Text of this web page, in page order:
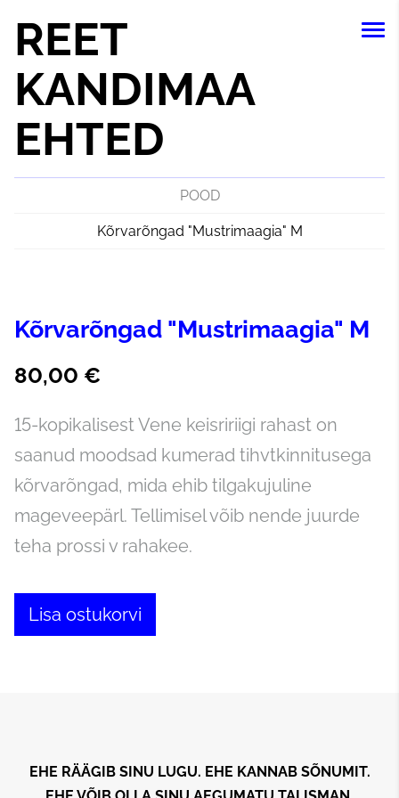
REET
KANDIMAA
EHTED
POOD
Kõrvarõngad "Mustrimaagia" M
Kõrvarõngad "Mustrimaagia" M
80,00 €
15-kopikalisest Vene keisririigi rahast on
saanud moodsad kumerad tihvtkinnitusega
kõrvarõngad, mida ehib tilgakujuline
mageveepärl. Tellimisel võib nende juurde
teha prossi v rahakee.
Lisa ostukorvi
EHE RÄÄGIB SINU LUGU. EHE KANNAB SÕNUMIT.